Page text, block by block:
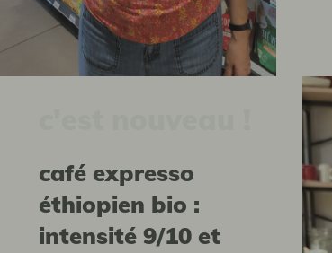
Café expresso
éthiopien bio :
intensité 9/10 et